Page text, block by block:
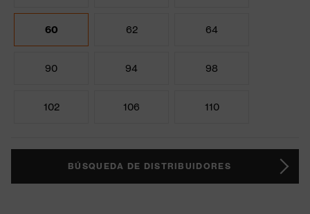
60 62 64
90 94 98
102 106 110
BÚSQUEDA DE DISTRIBUIDORES